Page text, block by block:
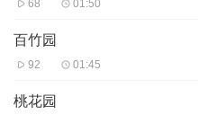
68 01:50
百竹园
92 01:45
桃花园